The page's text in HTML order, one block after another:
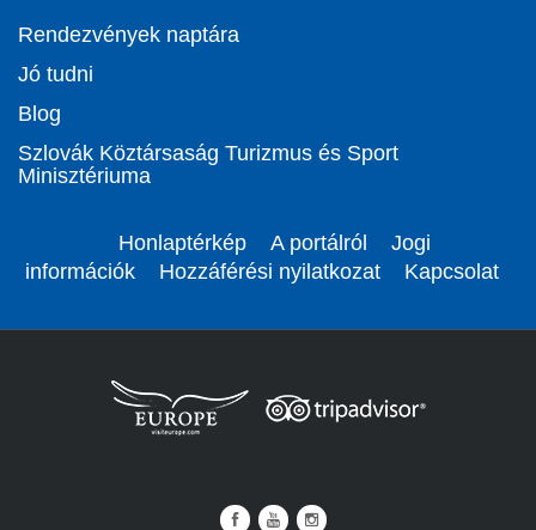
Rendezvények naptára
Jó tudni
Blog
Szlovák Köztársaság Turizmus és Sport
Minisztériuma
Honlaptérkép A portálról
Jogi
információk
Hozzáférési nyilatkozat Kapcsolat